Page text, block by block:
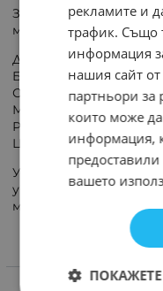
Захранващ
метра, Technik.
Дължина на кабела:
Брой гнезда: 1
Сечение на
Мах мощност: 3500W/
Работно напрежение:
Цвят: оранжев
Удължителен кабел
уреди и подвижни
мрежа.
рекламите и
трафик. Също
информация
нашия сайт
партньори за
които може
информация,
вашето